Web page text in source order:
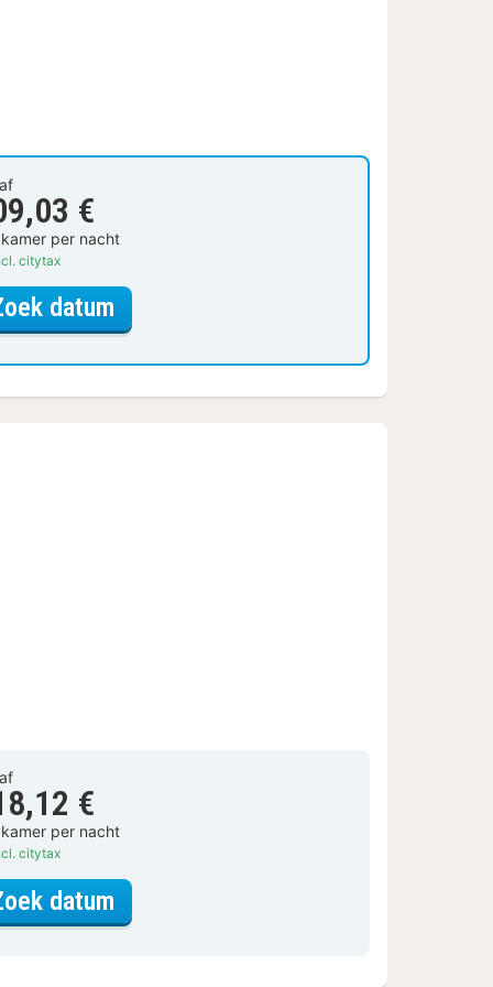
€
per nacht
citytax
datumvoor Compact Double
€
per nacht
citytax
datum